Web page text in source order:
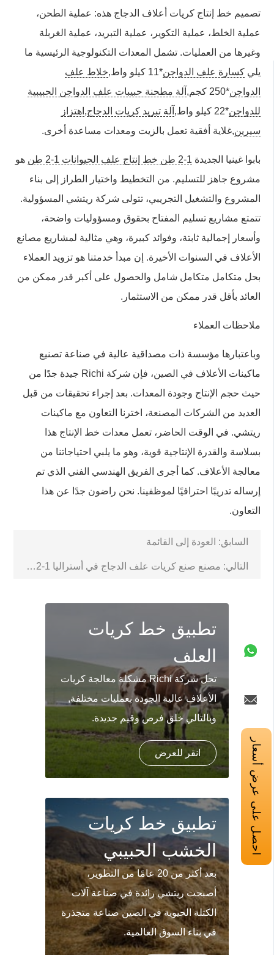
تصميم خط إنتاج كريات أعلاف الدجاج هذه: عملية الطحن،
عملية الخلط، عملية التكوير، عملية التبريد، عملية الغربلة
وغيرها من العمليات. تشمل المعدات التكنولوجية الرئيسية ما
يليكسارة علف الدواجن*11 كيلو واط,
خلاط علف
الدواجن*250 كجم,
آلة مطحنة حبيبات علف الدواجن الحبيبية
للدواجن*22 كيلو واط, آلة تبريد كريات الدجاج, اهتزاز
سيرين,غلاية أفقية تعمل بالزيت ومعدات مساعدة أخرى.
بابوا غينيا الجديدة 1-2 طن خط إنتاج علف الحيوانات 1-2 طن
هو
مشروع جاهز للتسليم. من التخطيط واختيار الطراز إلى بناء
المشروع والتشغيل التجريبي، تتولى شركة ريتشي المسؤولية.
تتمتع مشاريع تسليم المفتاح بحقوق ومسؤوليات واضحة،
وأسعار إجمالية ثابتة، وفوائد كبيرة، وهي مثالية لمشاريع مصانع
الأعلاف في السنوات الأخيرة. إن مبدأ خدمتنا هو تزويد العملاء
بحل متكامل متكامل شامل والحصول على أكبر قدر ممكن من
العائد بأقل قدر ممكن من الاستثمار.
ملاحظات العملاء
وباعتبارها مؤسسة ذات مصداقية عالية في صناعة تصنيع
ماكينات الأعلاف في الصين، فإن شركة Richi جيدة جدًا من
حيث حجم الإنتاج وجودة المعدات. بعد إجراء تحقيقات من قبل
العديد من الشركات المصنعة، اخترنا التعاون مع ماكينات
ريتشي. في الوقت الحاضر، تعمل معدات خط الإنتاج هذا
بسلاسة والقدرة الإنتاجية قوية، وهو ما يلبي احتياجاتنا من
معالجة الأعلاف. كما أجرى الفريق الهندسي الفني الذي تم
إرساله تدريبًا احترافيًا لموظفينا. نحن راضون جدًا عن هذا
التعاون.
السابق: العودة إلى القائمة
التالي: مصنع صنع كريات علف الدجاج في أستراليا 1-2 طن/ساعة
تطبيق خط كريات
العلف
تحل شركة Richi مشكلة معالجة كريات
الأعلاف عالية الجودة بعمليات مختلفة,
وبالتالي خلق فرص وقيم جديدة.
انقر للعرض
تطبيق خط كريات
الخشب الحبيبي
بعد أكثر من 20 عامًا من التطوير،
أصبحت ريتشي رائدة في صناعة آلات
الكتلة الحيوية في الصين صناعة متجذرة
في بناء السوق العالمية.
احصل على عرض أسعار